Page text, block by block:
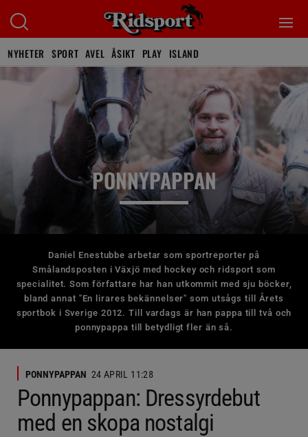
NYHETER SPORT AVEL ÅSIKT PLAY ISLAND
PONNYPAPPAN
Daniel Enestubbe arbetar som sportreporter på
Smålandsposten i Växjö med hockey och ridsport som
specialitet. Som författare har han utkommit med sju böcker,
bland annat "En lirares bekännelser" som utsågs till Årets
sportbok i Sverige 2012. Till vardags är han pappa till två och
ponnypappa till betydligt fler än så.
PONNYPAPPAN 24 APRIL 11:28
Ponnypappan: Dressyrdebut
med en skopa nostalgi